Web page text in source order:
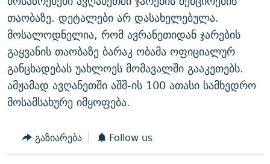
ᲘᲛᲞᲔᲠᲘᲐ ᲓᲐ ᲠᲐᲓᲘᲝ
5 ᲐᲛᲑᲐᲕᲘ - 20 ᲘᲕᲜᲘᲡᲡ ᲓᲐᲨᲐᲕᲔᲑᲣᲚᲔᲑᲘ
ᲐᲒᲕᲘᲡᲢᲝᲡ ᲝᲛᲘ
ПРИВЕТ ᲙᲣᲚᲢᲣᲠᲐ
რთე/რთ-ის ყველა საიტი
თაობაზე. დეტალები არ დასახელებულა.
მოსალოდნელია, რომ ავრანეთიდან ჯარების
გაყვანის თაობაზე ბარაკ ობამა ოფიციალურ
განცხადებას უახლოეს მომავალში გააკეთებს.
ამჟამად ავღანეთში აშშ-ის 100 ათასი სამხედრო
მოსამსახურე იმყოფება.
გაზიარება Follow us